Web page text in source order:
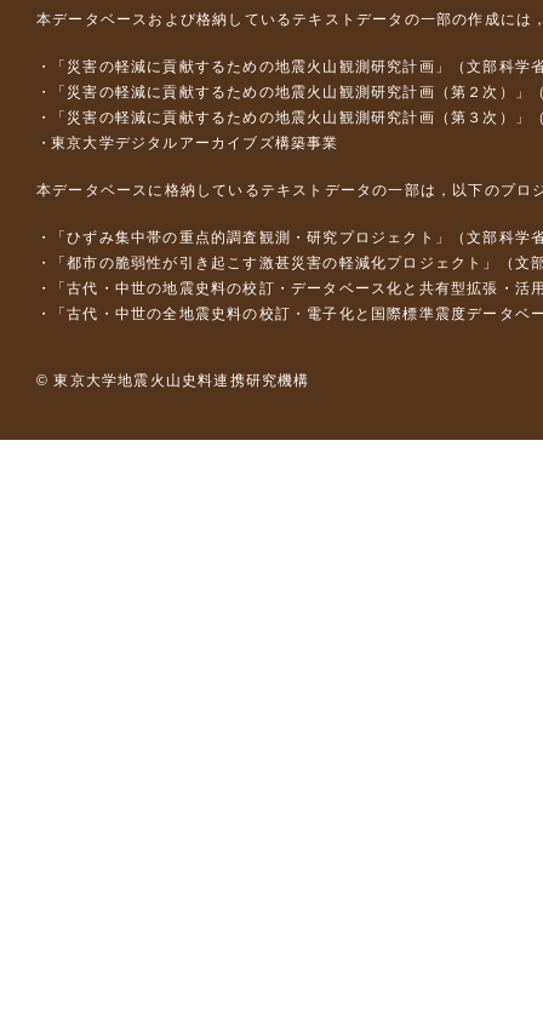
本データベースおよび格納しているテキストデータの一部の作成には
「災害の軽減に貢献するための地震火山観測研究計画」（文部科学
「災害の軽減に貢献するための地震火山観測研究計画（第２次）」
「災害の軽減に貢献するための地震火山観測研究計画（第３次）」
東京大学デジタルアーカイブズ構築事業
本データベースに格納しているテキストデータの一部は，以下のプロ
「ひずみ集中帯の重点的調査観測・研究プロジェクト」（文部科
「都市の脆弱性が引き起こす激甚災害の軽減化プロジェクト」（
「古代・中世の地震史料の校訂・データベース化と共有型拡張・
「古代・中世の全地震史料の校訂・電子化と国際標準震度データ
© 東京大学地震火山史料連携研究機構